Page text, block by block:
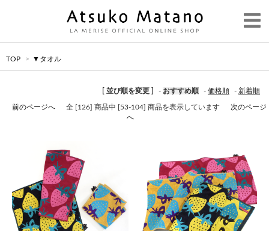
TOP > ▼タオル
[ 並び順を変更 ] - おすすめ順 - 価格順 - 新着順
前のページへ 全 [126] 商品中 [53-104] 商品を表示しています
次のページ
へ